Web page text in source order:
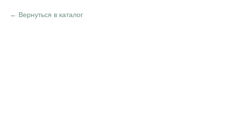
Вернуться в каталог